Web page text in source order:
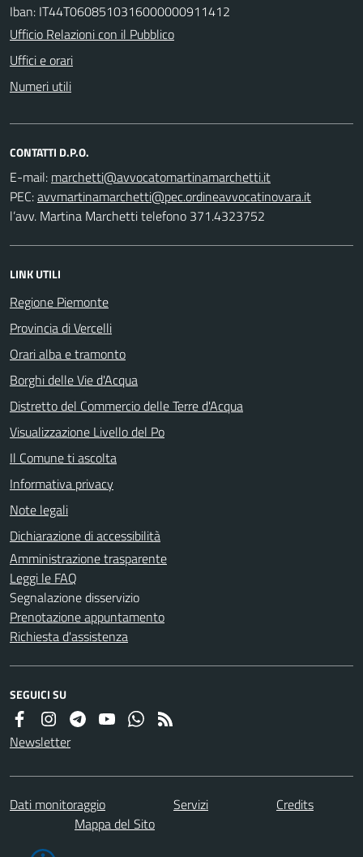
Iban: IT44T0608510316000000911412
Ufficio Relazioni con il Pubblico
Uffici e orari
Numeri utili
CONTATTI D.P.O.
E-mail:
PEC:
l’avv. Martina Marchetti telefono 371.4323752
LINK UTILI
Regione Piemonte
Provincia di Vercelli
Orari alba e tramonto
Borghi delle Vie d'Acqua
Distretto del Commercio delle Terre d'Acqua
Visualizzazione Livello del Po
Il Comune ti ascolta
Informativa privacy
Note legali
Dichiarazione di accessibilità
Amministrazione trasparente
Leggi le FAQ
Segnalazione disservizio
Prenotazione appuntamento
Richiesta d'assistenza
SEGUICI SU
Newsletter
Dati monitoraggio Servizi
Credits
Mappa del Sito